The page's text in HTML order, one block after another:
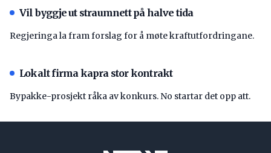
Vil byggje ut straumnett på halve tida
Regjeringa la fram forslag for å møte kraftutfordringane.
Lokalt firma kapra stor kontrakt
Bypakke-prosjekt råka av konkurs. No startar det opp att.